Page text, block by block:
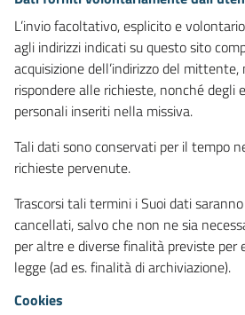
L’invio facoltativo, esplicito e
agli indirizzi indicati su questo sito
acquisizione dell’indirizzo del mittente,
rispondere alle richieste, nonché degli
personali inseriti nella missiva.
Tali dati sono conservati per il tempo
richieste pervenute.
Trascorsi tali termini i Suoi dati
cancellati, salvo che non ne sia
per altre e diverse finalità previste per
legge (ad es. finalità di archiviazione).
Cookies